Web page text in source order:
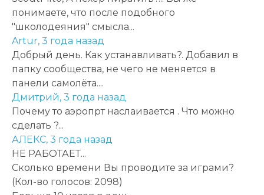
понимаете, что после подобного
"школодеяния" смысла...
Artur, 3 года назад
Добрый день. Как устанавливать?. Добавил в
папку сообщества, не чего не меняется в
панели самолёта....
Дмитрий, 3 года назад
Почему то аэропрт наслаивается . Что можно
сделать ?...
АЛЕКС, 3 года назад
НЕ РАБОТАЕТ...
Сколько времени Вы проводите за играми?
(Кол-во голосов: 2098)